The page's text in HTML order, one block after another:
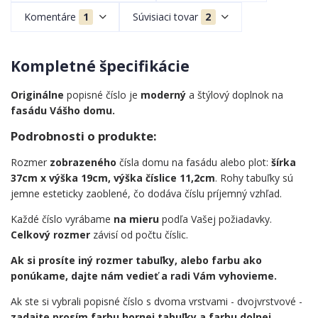
Komentáre 1 Súvisiaci tovar 2
Kompletné špecifikácie
Originálne popisné číslo je moderný a štýlový doplnok na
fasádu Vášho domu.
Podrobnosti o produkte:
Rozmer zobrazeného čísla domu na fasádu alebo plot: šírka
37cm x výška 19cm, výška číslice 11,2cm. Rohy tabuľky sú
jemne esteticky zaoblené, čo dodáva číslu príjemný vzhľad.
Každé číslo vyrábame na mieru podľa Vašej požiadavky.
Celkový rozmer závisí od počtu číslic.
Ak si prosíte iný rozmer tabuľky, alebo farbu ako
ponúkame, dajte nám vedieť a radi Vám vyhovieme.
Ak ste si vybrali popisné číslo s dvoma vrstvami - dvojvrstvové -